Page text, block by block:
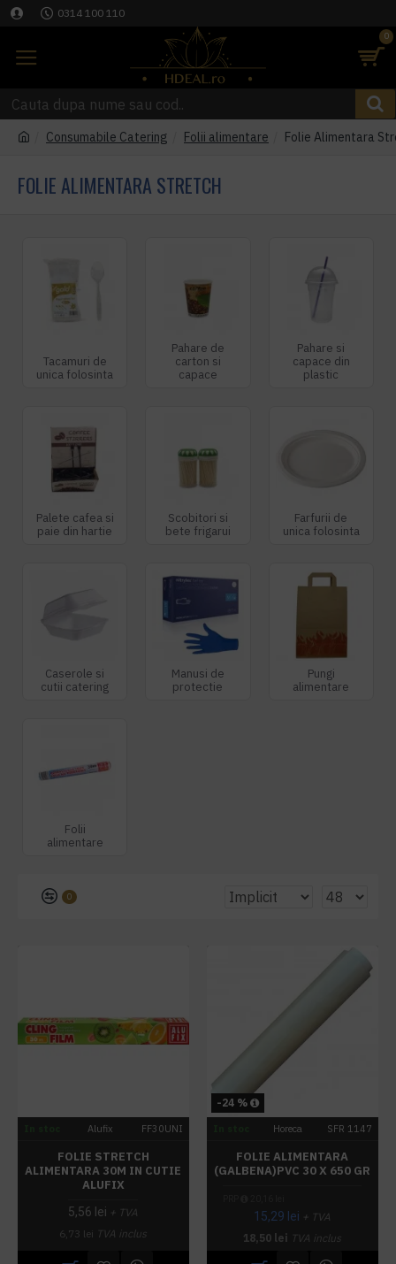
0314 100 110
0
Consumabile Catering Folii alimentare Folie Alimentara
FOLIE ALIMENTARA STRETCH
Tacamuri de
unica folosinta
Pahare de
carton si
capace
Pahare si
capace din
plastic
Palete cafea si
paie din hartie
Scobitori si
bete frigarui
Farfurii de
unica folosinta
Caserole si
cutii catering
Manusi de
protectie
Pungi
alimentare
Folii
alimentare
0
Alufix FF30UNI
FOLIE STRETCH
ALIMENTARA 30M IN CUTIE
ALUFIX
5,56 lei + TVA
6,73 lei TVA inclus
-24 %
Horeca SFR 1147
FOLIE ALIMENTARA
(GALBENA)PVC 30 X 650 GR
15,29 lei + TVA
18,50 lei TVA inclus